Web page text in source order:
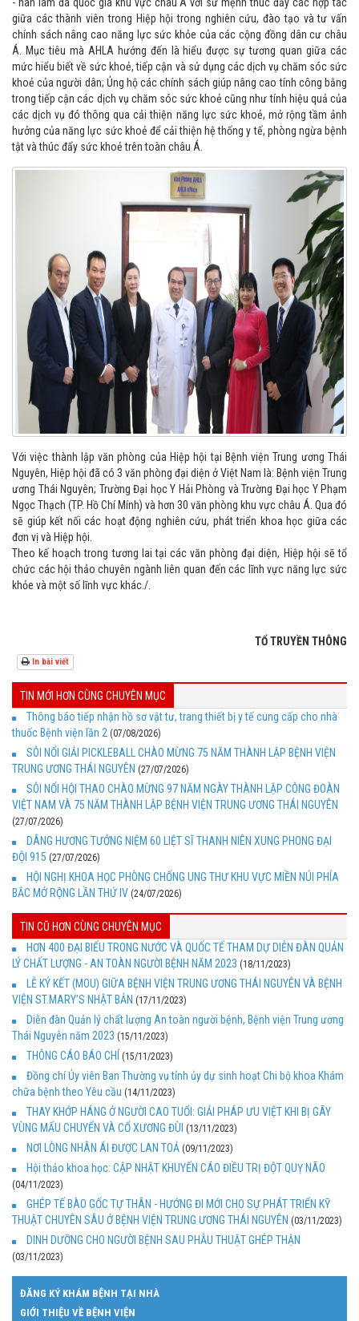
giữa các thành viên trong Hiệp hội trong nghiên cứu, đào tạo và tư vấn
chính sách nâng cao năng lực sức khỏe của các cộng đồng dân cư châu
Á. Mục tiêu mà AHLA hướng đến là hiểu được sự tương quan giữa các
mức hiểu biết về sức khoẻ, tiếp cận và sử dụng các dịch vụ chăm sóc sức
khoẻ của người dân; Ủng hộ các chính sách giúp nâng cao tính công bằng
trong tiếp cận các dịch vụ chăm sóc sức khoẻ cũng như tính hiệu quả của
các dịch vụ đó thông qua cải thiện năng lực sức khoẻ, mở rộng tầm ảnh
hưởng của năng lực sức khoẻ để cải thiện hệ thống y tế, phòng ngừa bệnh
tật và thúc đẩy sức khoẻ trên toàn châu Á.
Với việc thành lập văn phòng của Hiệp hội tại Bệnh viện Trung ương Thái
Nguyên, Hiệp hội đã có 3 văn phòng đại diện ở Việt Nam là: Bệnh viện Trung
ương Thái Nguyên; Trường Đại học Y Hải Phòng và Trường Đại học Y Phạm
Ngọc Thạch (TP. Hồ Chí Mính) và hơn 30 văn phòng khu vực châu Á. Qua đó
sẽ giúp kết nối các hoạt động nghiên cứu, phát triển khoa học giữa các
đơn vị và Hiệp hội.
Theo kế hoạch trong tương lai tại các văn phòng đại diện, Hiệp hội sẽ tổ
chức các hội thảo chuyên ngành liên quan đến các lĩnh vực năng lực sức
khỏe và một số lĩnh vực khác./.
TỔ TRUYỀN THÔNG
In bài viết
TIN MỚI HƠN CÙNG CHUYÊN MỤC
Thông báo tiếp nhận hồ sơ vật tư, trang thiết bị y tế cung cấp cho nhà
thuốc Bệnh viện lần 2 (07/08/2026)
SÔI NỔI GIẢI PICKLEBALL CHÀO MỪNG 75 NĂM THÀNH LẬP BỆNH VIỆN
TRUNG ƯƠNG THÁI NGUYÊN (27/07/2026)
SÔI NỔI HỘI THAO CHÀO MỪNG 97 NĂM NGÀY THÀNH LẬP CÔNG ĐOÀN
VIỆT NAM VÀ 75 NĂM THÀNH LẬP BỆNH VIỆN TRUNG ƯƠNG THÁI NGUYÊN
(27/07/2026)
DÂNG HƯƠNG TƯỞNG NIỆM 60 LIỆT SĨ THANH NIÊN XUNG PHONG ĐẠI
ĐỘI 915 (27/07/2026)
HỘI NGHỊ KHOA HỌC PHÒNG CHỐNG UNG THƯ KHU VỰC MIỀN NÚI PHÍA
BẮC MỞ RỘNG LẦN THỨ IV (24/07/2026)
TIN CŨ HƠN CÙNG CHUYÊN MỤC
HƠN 400 ĐẠI BIỂU TRONG NƯỚC VÀ QUỐC TẾ THAM DỰ DIỄN ĐÀN QUẢN
LÝ CHẤT LƯỢNG - AN TOÀN NGƯỜI BỆNH NĂM 2023 (18/11/2023)
LỄ KÝ KẾT (MOU) GIỮA BỆNH VIỆN TRUNG ƯƠNG THÁI NGUYÊN VÀ BỆNH
VIỆN ST.MARY’S NHẬT BẢN (17/11/2023)
Diễn đàn Quản lý chất lượng An toàn người bệnh, Bệnh viện Trung ương
Thái Nguyên năm 2023 (15/11/2023)
THÔNG CÁO BÁO CHÍ (15/11/2023)
Đồng chí Ủy viên Ban Thường vụ tỉnh ủy dự sinh hoạt Chi bộ khoa Khám
chữa bệnh theo Yêu cầu (14/11/2023)
THAY KHỚP HÁNG Ở NGƯỜI CAO TUỔI: GIẢI PHÁP ƯU VIỆT KHI BỊ GÃY
VÙNG MẤU CHUYỂN VÀ CỔ XƯƠNG ĐÙI (13/11/2023)
NƠI LÒNG NHÂN ÁI ĐƯỢC LAN TOẢ (09/11/2023)
Hội thảo khoa học: CẬP NHẬT KHUYẾN CÁO ĐIỀU TRỊ ĐỘT QUỴ NÃO
(04/11/2023)
GHÉP TẾ BÀO GỐC TỰ THÂN - HƯỚNG ĐI MỚI CHO SỰ PHÁT TRIỂN KỸ
THUẬT CHUYÊN SÂU Ở BỆNH VIỆN TRUNG ƯƠNG THÁI NGUYÊN (03/11/2023)
DINH DƯỠNG CHO NGƯỜI BỆNH SAU PHẪU THUẬT GHÉP THẬN
(03/11/2023)
ĐĂNG KÝ KHÁM BỆNH TẠI NHÀ
GIỚI THIỆU VỀ BỆNH VIỆN